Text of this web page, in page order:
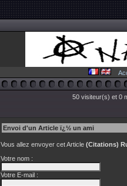
50 visiteur(s) et 0
Envoi d'un Article ï¿½ un ami
Vous allez envoyer cet Article (Citations)
Votre nom :
Votre E-mail :